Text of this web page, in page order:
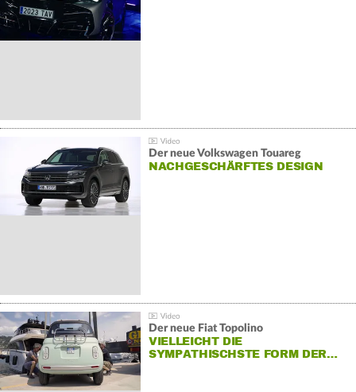
Der neue Volkswagen Touareg
NACHGESCHÄRFTES DESIGN
Der neue Fiat Topolino
VIELLEICHT DIE
SYMPATHISCHSTE FORM DER…